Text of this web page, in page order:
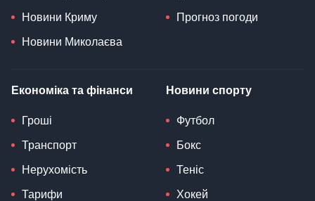
Новини Криму
Новини Миколаєва
Прогноз погоди
Економіка та фінанси
Гроші
Транспорт
Нерухомість
Тарифи
Новини спорту
Футбол
Бокс
Теніс
Хокей